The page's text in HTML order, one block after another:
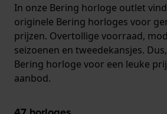
In onze Bering horloge outlet
originele Bering horloges voor
prijzen. Overtollige voorraad,
seizoenen en tweedekansjes.
Bering horloge voor een leuke
aanbod.